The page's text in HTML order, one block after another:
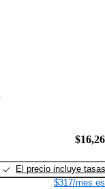
El precio incluye tasas
$317/mes